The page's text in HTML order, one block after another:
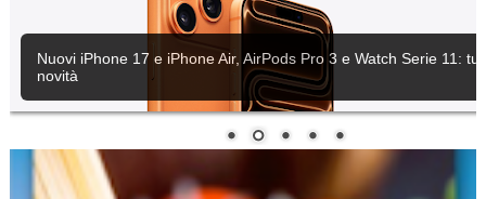
Nuovi iPhone 17 e iPhone Air, AirPods Pro 3 e Watch Serie 11:
novità